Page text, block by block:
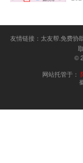
友情链接： 太友帮.免费协
©
网站托管于：